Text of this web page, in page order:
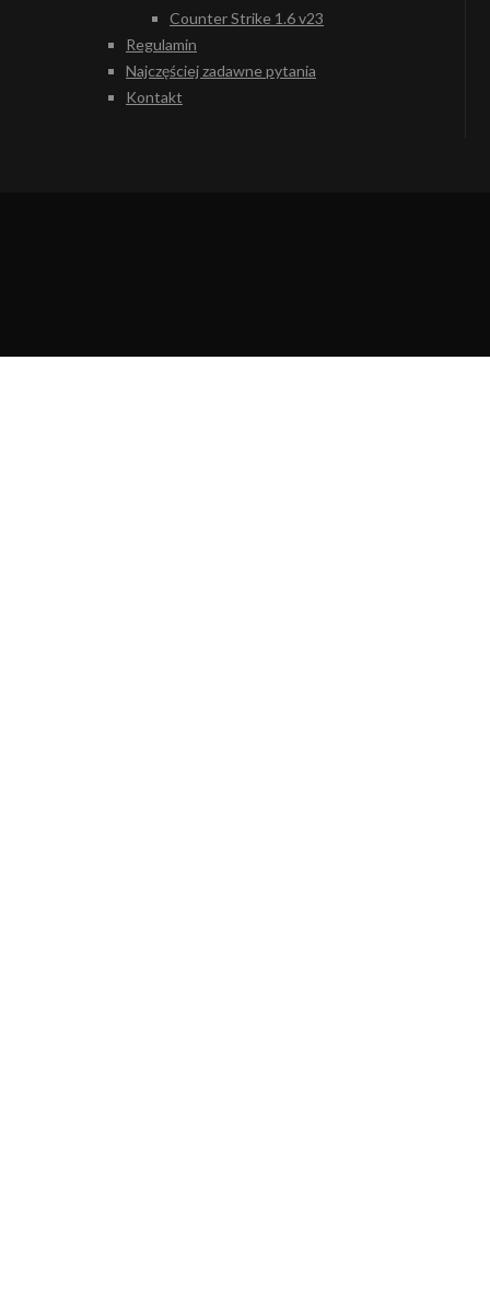
Counter Strike 1.6 v23
Regulamin
Najczęściej zadawne pytania
Kontakt